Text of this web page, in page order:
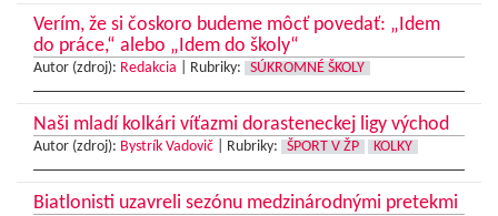
Verím, že si čoskoro budeme môcť povedať: „Idem
do práce,“ alebo „Idem do školy“
Autor (zdroj): Redakcia Rubriky: SÚKROMNÉ ŠKOLY
Naši mladí kolkári víťazmi dorasteneckej ligy východ
Autor (zdroj): Bystrík Vadovič Rubriky: ŠPORT V ŽP KOLKY
Biatlonisti uzavreli sezónu medzinárodnými pretekmi